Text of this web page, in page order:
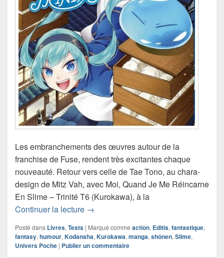
Les embranchements des œuvres autour de la
franchise de Fuse, rendent très excitantes chaque
nouveauté. Retour vers celle de Tae Tono, au chara-
design de Mitz Vah, avec Moi, Quand Je Me Réincarne
En Slime – Trinité T6 (Kurokawa), à la
Continuer la lecture Chronique manga Moi, Quand Je Me
→
Posté dans Livres, Tests | Marqué comme action, Editis, fantastique,
fantasy, humour, Kodansha, Kurokawa, manga, shônen, Slime,
Univers Poche | Publier un commentaire